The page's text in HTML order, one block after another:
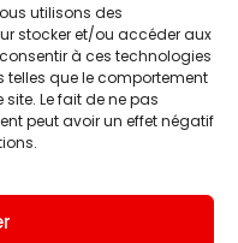
utilisons des
stocker et/ou accéder aux
à ces technologies
telles que le comportement
Le fait de ne pas
peut avoir un effet négatif
PREMIERE
ET CONTACT